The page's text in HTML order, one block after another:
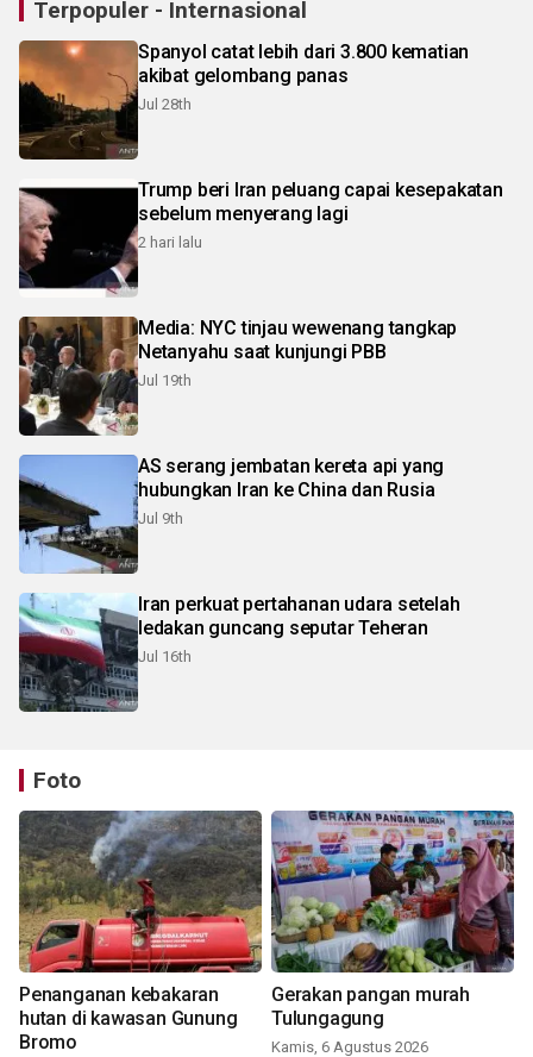
Terpopuler - Internasional
Spanyol catat lebih dari 3.800 kematian
akibat gelombang panas
Jul 28th
Trump beri Iran peluang capai kesepakatan
sebelum menyerang lagi
2 hari lalu
Media: NYC tinjau wewenang tangkap
Netanyahu saat kunjungi PBB
Jul 19th
AS serang jembatan kereta api yang
hubungkan Iran ke China dan Rusia
Jul 9th
Iran perkuat pertahanan udara setelah
ledakan guncang seputar Teheran
Jul 16th
Foto
Penanganan kebakaran
hutan di kawasan Gunung
Bromo
Gerakan pangan murah
Tulungagung
Kamis, 6 Agustus 2026